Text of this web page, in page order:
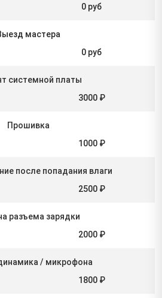
0 руб
мастера
0 руб
системной платы
3000 ₽
Прошивка
1000 ₽
после попадания влаги
2500 ₽
разъема зарядки
2000 ₽
/ микрофона
1800 ₽